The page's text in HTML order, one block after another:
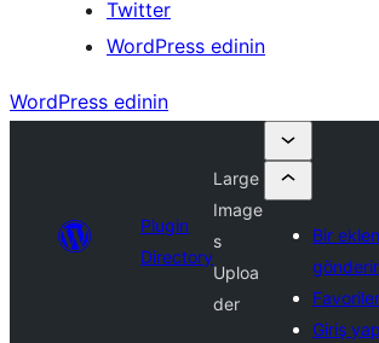
Twitter
WordPress edinin
WordPress edinin
Plugin
Directory
Large
Image
s
Uploa
der
Bir
Giriş yap